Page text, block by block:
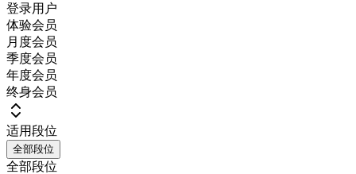
登录用户
体验会员
月度会员
季度会员
年度会员
终身会员
适用段位
全部段位
全部段位